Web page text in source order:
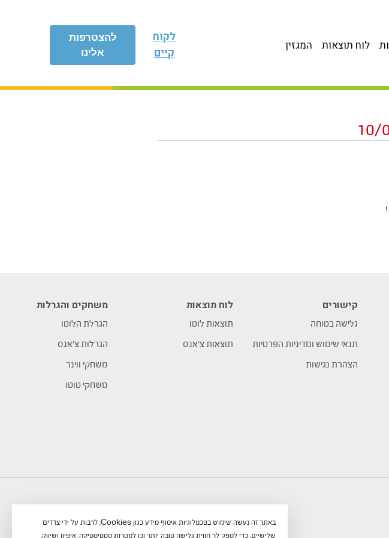
להצטרפות
אלינו
לקוח
קיים
המגזין לוח תוצאות
קישורים
גלישה בטוחה
תנאי שימוש ומדיניות הפרטיות
הצהרת נגישות
לוח תוצאות
תוצאות לוטו
תוצאות צ’אנס
משחקים והגרלות
הגרלת הלוטו
הגרלות צ’אנס
משחקי ווינר
משחקי טוטו
באתר זה נעשה שימוש בטכנולוגיות איסוף מידע כגון Cookies, לרבות על ידי צדדים
שלישיים, כדי לספק לך חווית גלישה טובה יותר וכן למטרות סטטיסטיקה, איפיון ושיווק.